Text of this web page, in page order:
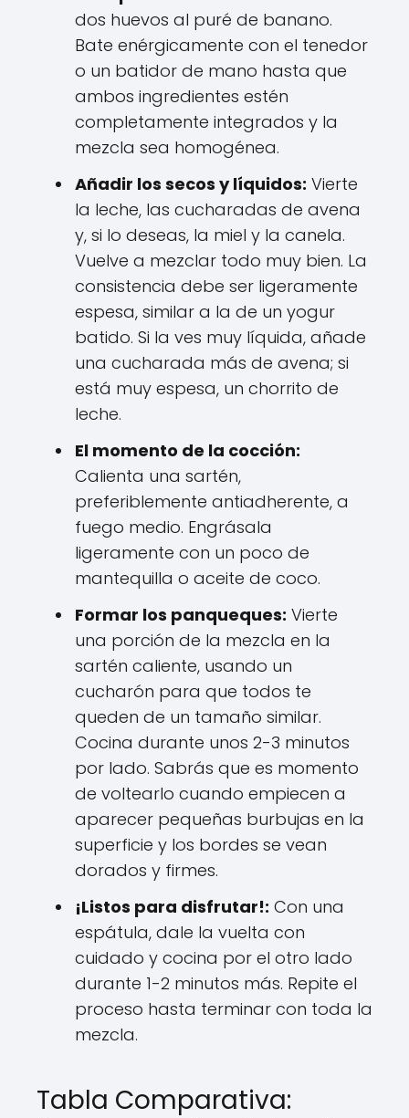
dos huevos al puré de banano.
Bate enérgicamente con el tenedor
o un batidor de mano hasta que
ambos ingredientes estén
completamente integrados y la
mezcla sea homogénea.
Añadir los secos y líquidos: Vierte
la leche, las cucharadas de avena
y, si lo deseas, la miel y la canela.
Vuelve a mezclar todo muy bien. La
consistencia debe ser ligeramente
espesa, similar a la de un yogur
batido. Si la ves muy líquida, añade
una cucharada más de avena; si
está muy espesa, un chorrito de
leche.
El momento de la cocción:
Calienta una sartén,
preferiblemente antiadherente, a
fuego medio. Engrásala
ligeramente con un poco de
mantequilla o aceite de coco.
Formar los panqueques: Vierte
una porción de la mezcla en la
sartén caliente, usando un
cucharón para que todos te
queden de un tamaño similar.
Cocina durante unos 2-3 minutos
por lado. Sabrás que es momento
de voltearlo cuando empiecen a
aparecer pequeñas burbujas en la
superficie y los bordes se vean
dorados y firmes.
¡Listos para disfrutar!: Con una
espátula, dale la vuelta con
cuidado y cocina por el otro lado
durante 1-2 minutos más. Repite el
proceso hasta terminar con toda la
mezcla.
Tabla Comparativa: